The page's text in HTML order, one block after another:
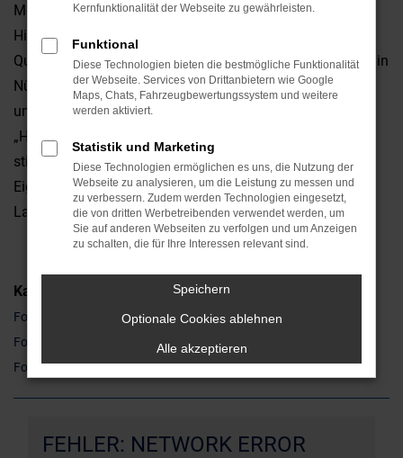
Mobilität in Nürnberg geeignet ist und gleich in mehrerlei
Hinsicht überzeugt. Da ist zum einen die erstklassige
Qualität, da sind aber auch die emotionalen Faktoren. Ob in
Nürnberg oder anderswo: ein Ford Kuga ist ein Hingucker
und weckt gleich auf den ersten Blick Sympathien. Die
„Hardfacts“ wie Leistung, Ausstattung und Verbrauch
stimmen natürlich ebenfalls und unterstreichen die
Eignung sowohl für den Stadtverkehr als auch für
Landstraße und Autobahn.
Kategorie
Ford Kuga Gebrauchtwagen Nürnberg
Ford Kuga Neuwagen Nürnberg
Ford Kuga Nürnberg
FEHLER: NETWORK ERROR
Kernfunktionalität der Webseite zu gewährleisten.
Funktional
Diese Technologien bieten die bestmögliche Funktionalität
der Webseite. Services von Drittanbietern wie Google
Maps, Chats, Fahrzeugbewertungssystem und weitere
werden aktiviert.
Statistik und Marketing
Diese Technologien ermöglichen es uns, die Nutzung der
Webseite zu analysieren, um die Leistung zu messen und
zu verbessern. Zudem werden Technologien eingesetzt,
die von dritten Werbetreibenden verwendet werden, um
Sie auf anderen Webseiten zu verfolgen und um Anzeigen
zu schalten, die für Ihre Interessen relevant sind.
Speichern
Optionale Cookies ablehnen
Alle akzeptieren